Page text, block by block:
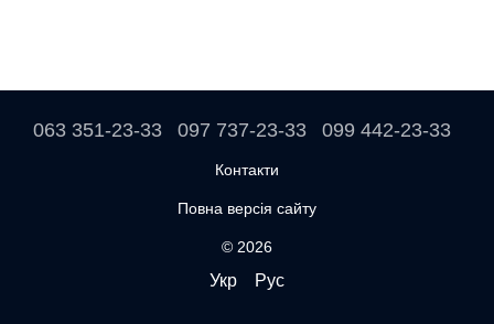
063 351-23-33 097 737-23-33 099 442-23-33
Контакти
Повна версія сайту
© 2026
Укр Рус